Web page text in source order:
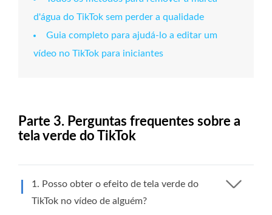
d'água do TikTok sem perder a qualidade
Guia completo para ajudá-lo a editar um
vídeo no TikTok para iniciantes
Parte 3. Perguntas frequentes sobre a
tela verde do TikTok
1. Posso obter o efeito de tela verde do
TikTok no vídeo de alguém?